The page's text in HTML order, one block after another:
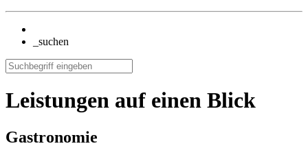
_suchen
Leistungen auf einen Blick
Gastronomie